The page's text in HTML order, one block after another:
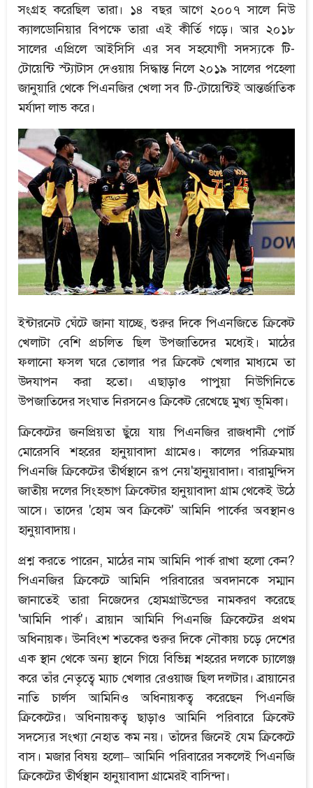
সংগ্রহ করেছিল তারা। ১৪ বছর আগে ২০০৭ সালে নিউ
ক্যালডোনিয়ার বিপক্ষে তারা এই কীর্তি গড়ে। আর ২০১৮
সালের এপ্রিলে আইসিসি এর সব সহযোগী সদস্যকে টি-
টোয়েন্টি স্ট্যাটাস দেওয়ায় সিদ্ধান্ত নিলে ২০১৯ সালের পহেলা
জানুয়ারি থেকে পিএনজির খেলা সব টি-টোয়েন্টিই আন্তর্জাতিক
মর্যাদা লাভ করে।
ইন্টারনেট ঘেঁটে জানা যাচ্ছে, শুরুর দিকে পিএনজিতে ক্রিকেট
খেলাটা বেশি প্রচলিত ছিল উপজাতিদের মধ্যেই। মাঠের
ফলানো ফসল ঘরে তোলার পর ক্রিকেট খেলার মাধ্যমে তা
উদযাপন করা হতো। এছাড়াও পাপুয়া নিউগিনিতে
উপজাতিদের সংঘাত নিরসনেও ক্রিকেট রেখেছে মুখ্য ভূমিকা।
ক্রিকেটের জনপ্রিয়তা ছুঁয়ে যায় পিএনজির রাজধানী পোর্ট
মোরেসবি শহরের হানুয়াবাদা গ্রামেও। কালের পরিক্রমায়
পিএনজি ক্রিকেটের তীর্থস্থানে রূপ নেয়'হানুয়াবাদা। বারামুন্দিস
জাতীয় দলের সিংহভাগ ক্রিকেটার হানুয়াবাদা গ্রাম থেকেই উঠে
আসে। তাদের 'হোম অব ক্রিকেট' আমিনি পার্কের অবস্থানও
হানুয়াবাদায়।
প্রশ্ন করতে পারেন, মাঠের নাম আমিনি পার্ক রাখা হলো কেন?
পিএনজির ক্রিকেটে আমিনি পরিবারের অবদানকে সম্মান
জানাতেই তারা নিজেদের হোমগ্রাউন্ডের নামকরণ করেছে
'আমিনি পার্ক'। ব্রায়ান আমিনি পিএনজি ক্রিকেটের প্রথম
অধিনায়ক। উনবিংশ শতকের শুরুর দিকে নৌকায় চড়ে দেশের
এক স্থান থেকে অন্য স্থানে গিয়ে বিভিন্ন শহরের দলকে চ্যালেঞ্জ
করে তাঁর নেতৃত্বে ম্যাচ খেলার রেওয়াজ ছিল দলটার। ব্রায়ানের
নাতি চার্লস আমিনিও অধিনায়কত্ব করেছেন পিএনজি
ক্রিকেটের। অধিনায়কত্ব ছাড়াও আমিনি পরিবারে ক্রিকেট
সদস্যের সংখ্যা নেহাত কম নয়। তাঁদের জিনেই যেম ক্রিকেটে
বাস। মজার বিষয় হলো– আমিনি পরিবারের সকলেই পিএনজি
ক্রিকেটের তীর্থস্থান হানুয়াবাদা গ্রামেরই বাসিন্দা।